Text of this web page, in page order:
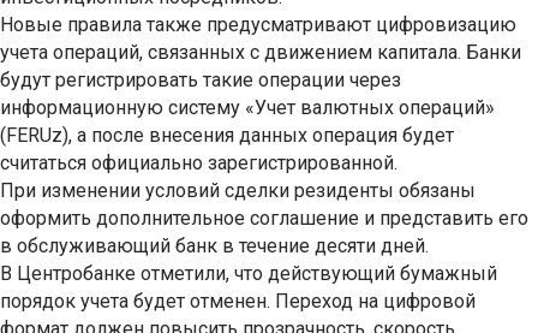
Новые правила также предусматривают цифровизацию
учета операций, связанных с движением капитала. Банки
будут регистрировать такие операции через
информационную систему «Учет валютных операций»
(FERUz), а после внесения данных операция будет
считаться официально зарегистрированной.
При изменении условий сделки резиденты обязаны
оформить дополнительное соглашение и представить его
в обслуживающий банк в течение десяти дней.
В Центробанке отметили, что действующий бумажный
порядок учета будет отменен. Переход на цифровой